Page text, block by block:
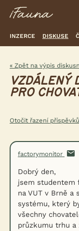
INZERCE DISKUSE
« Zpět na výpis
VZDÁLENÝ
PRO
Otočit řazení příspěvků
factorymonitor
Dobrý den,
jsem studentem
na VUT v Brně a
systému, který
všechny
průzkumu trhu a